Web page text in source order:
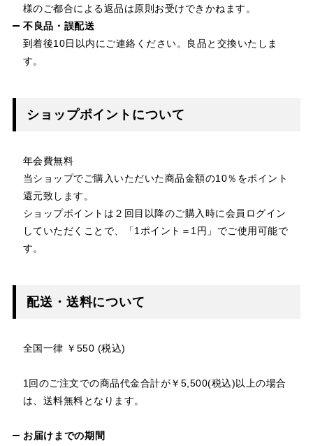
様のご都合による返品は原則お受けできかねます。
不良品・誤配送
到着後10日以内にご連絡ください。良品と交換いたしま
す。
ショップポイントについて
年会費無料
当ショップでご購入いただいた商品金額の10％をポイント
還元致します。
ショップポイントは２回目以降のご購入時に会員ログイン
していただくことで、「1ポイント＝1円」でご使用可能で
す。
配送・送料について
全国一律 ￥550 (税込)
1回のご注文での商品代金合計が￥5,500(税込)以上の場合
は、送料無料となります。
お届けまでの期間